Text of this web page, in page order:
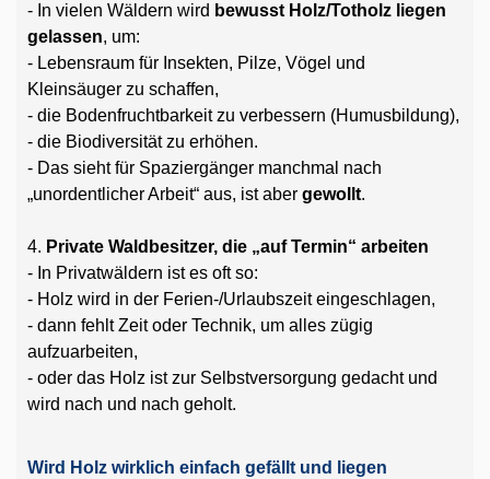
- In vielen Wäldern wird bewusst Holz/Totholz liegen
gelassen, um:
- Lebensraum für Insekten, Pilze, Vögel und
Kleinsäuger zu schaffen,
- die Bodenfruchtbarkeit zu verbessern (Humusbildung),
- die Biodiversität zu erhöhen.
- Das sieht für Spaziergänger manchmal nach
„unordentlicher Arbeit“ aus, ist aber gewollt.
4. Private Waldbesitzer, die „auf Termin“ arbeiten
- In Privatwäldern ist es oft so:
- Holz wird in der Ferien-/Urlaubszeit eingeschlagen,
- dann fehlt Zeit oder Technik, um alles zügig
aufzuarbeiten,
- oder das Holz ist zur Selbstversorgung gedacht und
wird nach und nach geholt.
Wird Holz wirklich einfach gefällt und liegen